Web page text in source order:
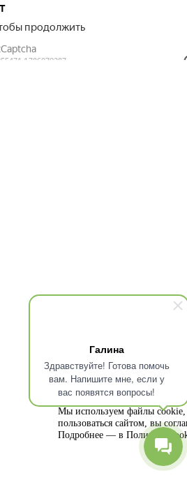
Галина
Здравствуйте! Готова помочь
вам. Напишите мне, если у
вас появятся вопросы!
Мы используем файлы cookie,
пользоваться сайтом, вы
Подробнее — в Политике